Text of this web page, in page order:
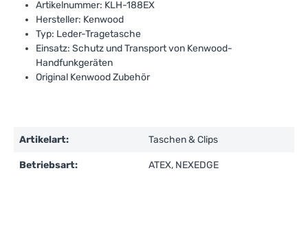
Artikelnummer: KLH-188EX
Hersteller: Kenwood
Typ: Leder-Tragetasche
Einsatz: Schutz und Transport von Kenwood-
Handfunkgeräten
Original Kenwood Zubehör
Artikelart: Taschen & Clips
Betriebsart: ATEX, NEXEDGE